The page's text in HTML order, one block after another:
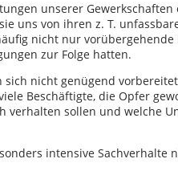
unserer
uns von ihren z. T.
nicht nur
zur Folge hatten.
sich nicht genügend
Beschäftigte, die Opfer
verhalten sollen und welche
intensive Sachverhalte